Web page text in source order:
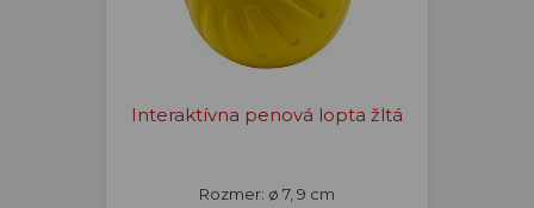
Interaktívna penová lopta žltá
Rozmer: ø 7, 9 cm